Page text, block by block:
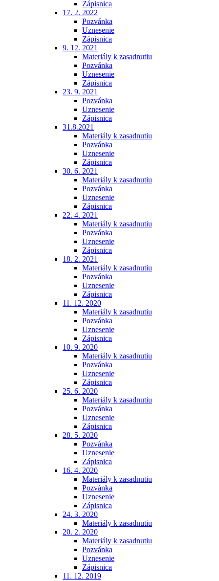
Zápisnica
17. 2. 2022
Pozvánka
Uznesenie
Zápisnica
9. 12. 2021
Materiály k zasadnutiu
Pozvánka
Uznesenie
Zápisnica
23. 9. 2021
Pozvánka
Uznesenie
Zápisnica
31.8.2021
Materiály k zasadnutiu
Pozvánka
Uznesenie
Zápisnica
30. 6. 2021
Materiály k zasadnutiu
Pozvánka
Uznesenie
Zápisnica
22. 4. 2021
Materiály k zasadnutiu
Pozvánka
Uznesenie
Zápisnica
18. 2. 2021
Materiály k zasadnutiu
Pozvánka
Uznesenie
Zápisnica
11. 12. 2020
Materiály k zasadnutiu
Pozvánka
Uznesenie
Zápisnica
10. 9. 2020
Materiály k zasadnutiu
Pozvánka
Uznesenie
Zápisnica
25. 6. 2020
Materiály k zasadnutiu
Pozvánka
Uznesenie
Zápisnica
28. 5. 2020
Pozvánka
Uznesenie
Zápisnica
16. 4. 2020
Materiály k zasadnutiu
Pozvánka
Uznesenie
Zápisnica
24. 3. 2020
Materiály k zasadnutiu
20. 2. 2020
Materiály k zasadnutiu
Pozvánka
Uznesenie
Zápisnica
11. 12. 2019